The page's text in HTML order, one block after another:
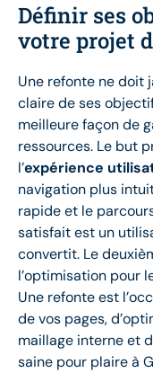
Définir ses
votre projet
Une refonte ne doit
claire de ses
meilleure façon de
ressources. Le but
l’expérience
navigation plus
rapide et le
satisfait est un
convertit. Le
l’optimisation pour
Une refonte est
de vos pages,
maillage interne et
saine pour plaire à